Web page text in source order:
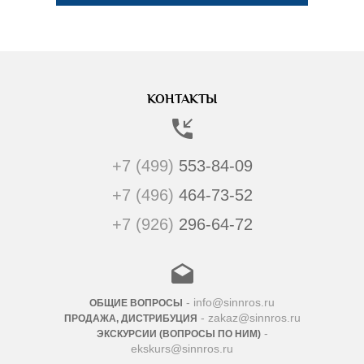
КОНТАКТЫ
+7 (499) 553-84-09
+7 (496) 464-73-52
+7 (926) 296-64-72
ОБЩИЕ ВОПРОСЫ - info@sinnros.ru
ПРОДАЖА, ДИСТРИБУЦИЯ - zakaz@sinnros.ru
ЭКСКУРСИИ (ВОПРОСЫ ПО НИМ)-
ekskurs@sinnros.ru